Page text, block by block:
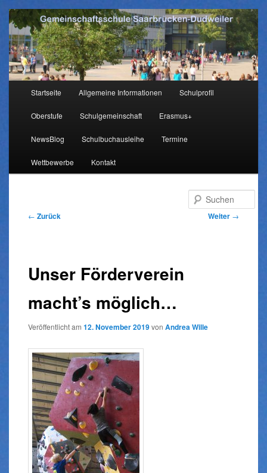
Zum
Inhalt
wechseln
Startseite Allgemeine Informationen Schulprofil
Oberstufe Schulgemeinschaft Erasmus+
NewsBlog Schulbuchausleihe Termine
Wettbewerbe Kontakt
Beitragsnavigation
← Zurück Weiter →
Unser Förderverein
macht’s möglich…
Veröffentlicht am 12. November 2019von Andrea Wille